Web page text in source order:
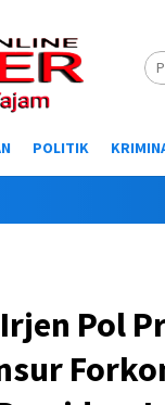
POLITIK
Pol